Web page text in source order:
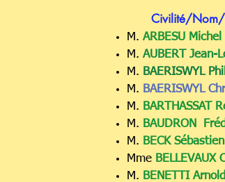
Civilité/Nom/
M. ARBESU Michel
M. AUBERT Jean-
M. BAERISWYL
M. BAERISWYL
M. BARTHASSAT
M. BAUDRON
M. BECK Sébastien
Mme BELLEVAUX
M. BENETTI Arnold